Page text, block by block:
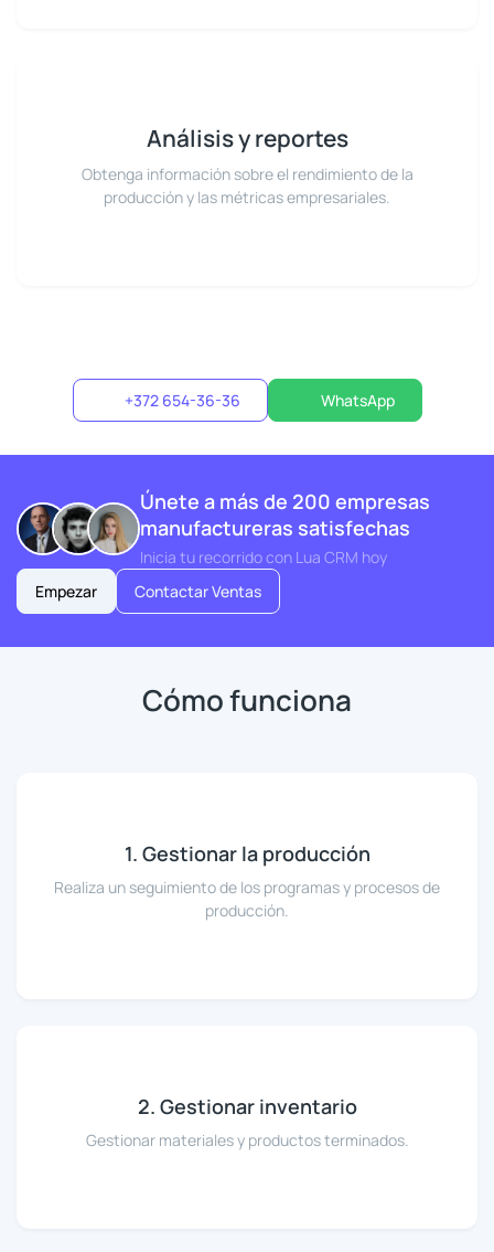
Análisis y reportes
Obtenga información sobre el rendimiento de la
producción y las métricas empresariales.
+372 654-36-36 WhatsApp
Únete a más de 200 empresas
manufactureras satisfechas
Inicia tu recorrido con Lua CRM hoy
Empezar
Contactar Ventas
Cómo funciona
1. Gestionar la producción
Realiza un seguimiento de los programas y procesos de
producción.
2. Gestionar inventario
Gestionar materiales y productos terminados.